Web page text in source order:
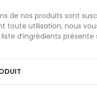
de nos produits sont
toute utilisation, nous
d’ingrédients présente